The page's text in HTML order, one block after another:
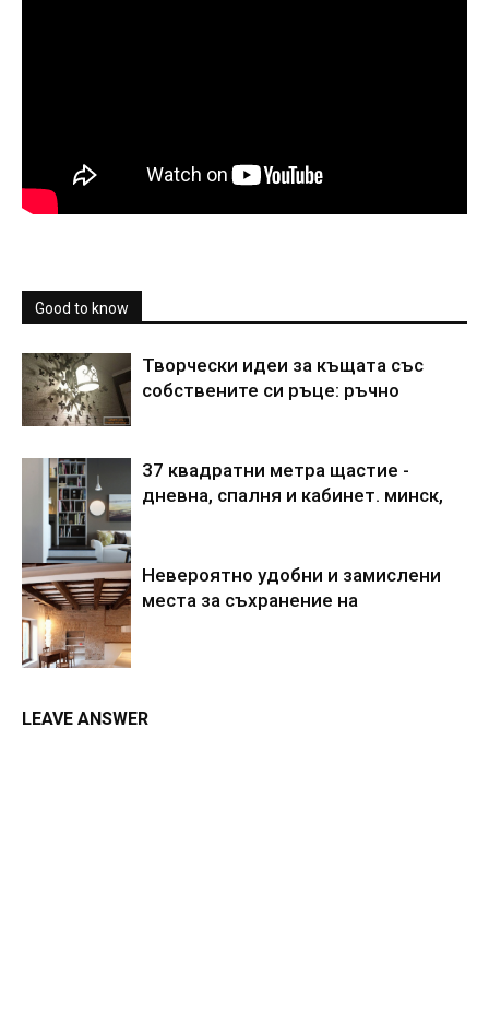
Good to know
Творчески идеи за къщата със
собствените си ръце: ръчно
37 квадратни метра щастие -
дневна, спалня и кабинет. минск,
Невероятно удобни и замислени
места за съхранение на
LEAVE ANSWER